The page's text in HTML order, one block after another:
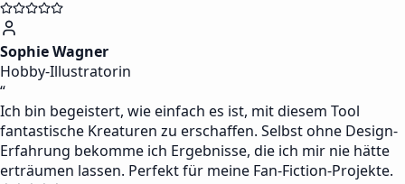
Sophie Wagner
Hobby-Illustratorin
“
Ich bin begeistert, wie einfach es ist, mit diesem Tool
fantastische Kreaturen zu erschaffen. Selbst ohne Design-
Erfahrung bekomme ich Ergebnisse, die ich mir nie hätte
erträumen lassen. Perfekt für meine Fan-Fiction-Projekte.